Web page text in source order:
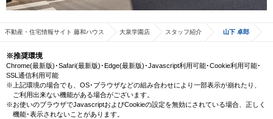
不動産・住宅情報サイト 藤和ハウス 大泉学園店 スタッフ紹介 山下 卓郎
※推奨環境
Chrome(最新版)･Safari(最新版)･Edge(最新版)･Javascript利用可能･Cookie利用可能･
SSL通信利用可能
※上記環境の場合でも、OS･ブラウザなどの組み合わせにより一部表示が崩れたり、
ご利用出来ない機能がある場合がございます。
※お使いのブラウザでJavascriptおよびCookieの設定を無効にされている場合、正しく
機能･表示されないことがあります。